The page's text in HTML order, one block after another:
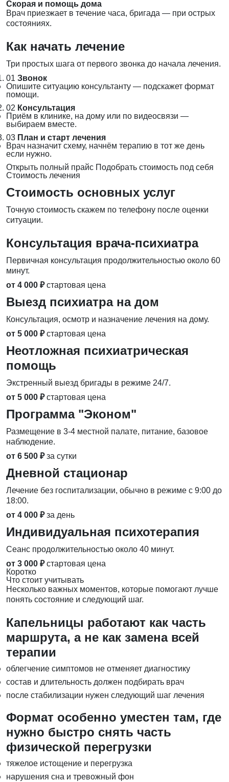
Скорая и помощь дома
Врач приезжает в течение часа, бригада — при острых
состояниях.
Как начать лечение
Три простых шага от первого звонка до начала лечения.
01 Звонок
Опишите ситуацию консультанту — подскажет формат
помощи.
02 Консультация
Приём в клинике, на дому или по видеосвязи —
выбираем вместе.
03 План и старт лечения
Врач назначит схему, начнём терапию в тот же день
если нужно.
Открыть полный прайс Подобрать стоимость под себя
Стоимость лечения
Стоимость основных услуг
Точную стоимость скажем по телефону после оценки
ситуации.
Консультация врача-психиатра
Первичная консультация продолжительностью около 60
минут.
от 4 000 ₽ стартовая цена
Выезд психиатра на дом
Консультация, осмотр и назначение лечения на дому.
от 5 000 ₽ стартовая цена
Неотложная психиатрическая
помощь
Экстренный выезд бригады в режиме 24/7.
от 5 000 ₽ стартовая цена
Программа "Эконом"
Размещение в 3-4 местной палате, питание, базовое
наблюдение.
от 6 500 ₽ за сутки
Дневной стационар
Лечение без госпитализации, обычно в режиме с 9:00 до
18:00.
от 4 000 ₽ за день
Индивидуальная психотерапия
Сеанс продолжительностью около 40 минут.
от 3 000 ₽ стартовая цена
Коротко
Что стоит учитывать
Несколько важных моментов, которые помогают лучше
понять состояние и следующий шаг.
Капельницы работают как часть
маршрута, а не как замена всей
терапии
облегчение симптомов не отменяет диагностику
состав и длительность должен подбирать врач
после стабилизации нужен следующий шаг лечения
Формат особенно уместен там, где
нужно быстро снять часть
физической перегрузки
тяжелое истощение и перегрузка
нарушения сна и тревожный фон